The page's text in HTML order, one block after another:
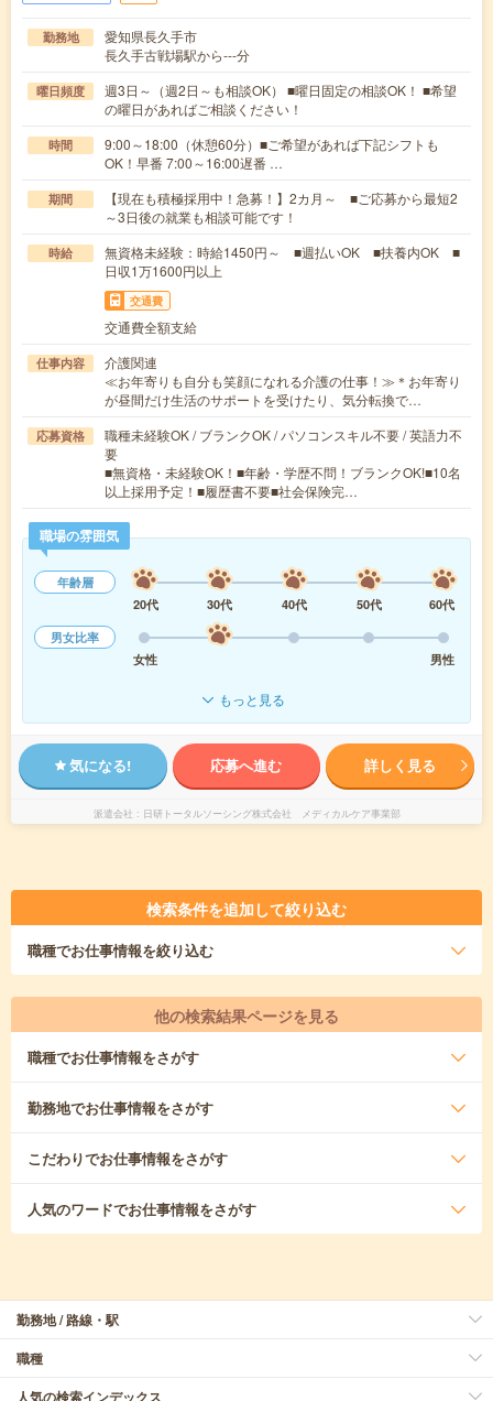
勤務地
愛知県長久手市
長久手古戦場駅から---分
曜日頻度
週3日～（週2日～も相談OK） ■曜日固定の相談OK！ ■希望
の曜日があればご相談ください！
時間
9:00～18:00（休憩60分）■ご希望があれば下記シフトも
OK！早番 7:00～16:00遅番 …
期間
【現在も積極採用中！急募！】2カ月～ ■ご応募から最短2
～3日後の就業も相談可能です！
時給
無資格未経験：時給1450円～ ■週払いOK ■扶養内OK ■
日収1万1600円以上
交通費
交通費全額支給
仕事内容
介護関連
≪お年寄りも自分も笑顔になれる介護の仕事！≫＊お年寄り
が昼間だけ生活のサポートを受けたり、気分転換で…
応募資格
職種未経験OK / ブランクOK / パソコンスキル不要 / 英語力不
要
■無資格・未経験OK！■年齢・学歴不問！ブランクOK!■10名
以上採用予定！■履歴書不要■社会保険完…
職場の雰囲気
年齢層
20代
30代 40代 50代
60代
男女比率
女性
男性
もっと見る
気になる! 応募へ進む 詳しく見る
派遣会社 日研トータルソーシング株式会社 メディカルケア事業部
検索条件を追加して絞り込む
職種でお仕事情報を絞り込む
他の検索結果ページを見る
職種でお仕事情報をさがす
勤務地でお仕事情報をさがす
こだわりでお仕事情報をさがす
人気のワードでお仕事情報をさがす
勤務地 / 路線・駅
職種
人気の検索インデックス